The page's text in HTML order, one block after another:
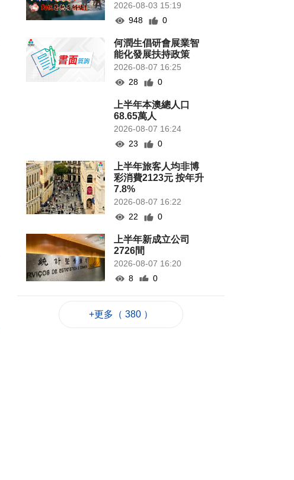
2026-08-03 15:19
948
0
何潤生倡研會展業智
能化發展扶持政策
2026-08-07 16:25
28
0
上半年本澳總人口
68.65萬人
2026-08-07 16:24
23
0
上半年旅客人均非博
彩消費2123元 按年升
7.8%
2026-08-07 16:22
22
0
上半年新成立公司
2726間
2026-08-07 16:20
8
0
捕
+更多（ 380 ）